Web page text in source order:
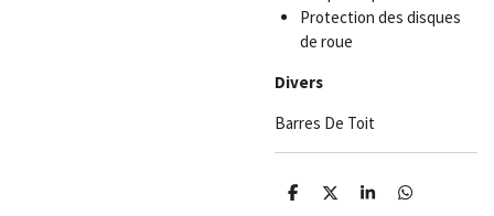
Protection des disques
de roue
Divers
Barres De Toit
P
P
P
P